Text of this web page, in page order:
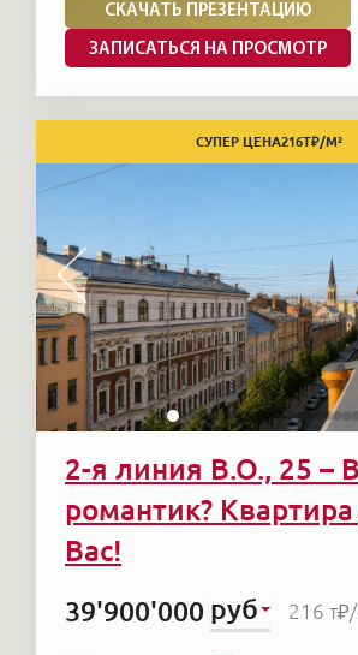
СКАЧАТЬ ПРЕЗЕНТАЦИЮ
ЗАПИСАТЬСЯ НА ПРОСМОТР
СУПЕР ЦЕНА216Т₽/М²
2-я линия В.О., 25 –
романтик?
Вас!
39'900'000 руб 216 т₽